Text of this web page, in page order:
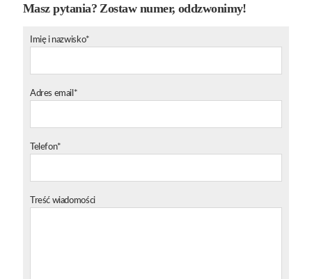
Masz pytania? Zostaw numer, oddzwonimy!
Imię i nazwisko*
Adres email*
Telefon*
Treść wiadomości